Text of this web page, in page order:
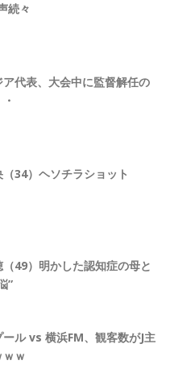
続々
ア代表、大会中に監督解任の
（34）ヘソチラショット
（49）明かした認知症の母と
”
ール vs 横浜FM、観客数がJ主
ｗ